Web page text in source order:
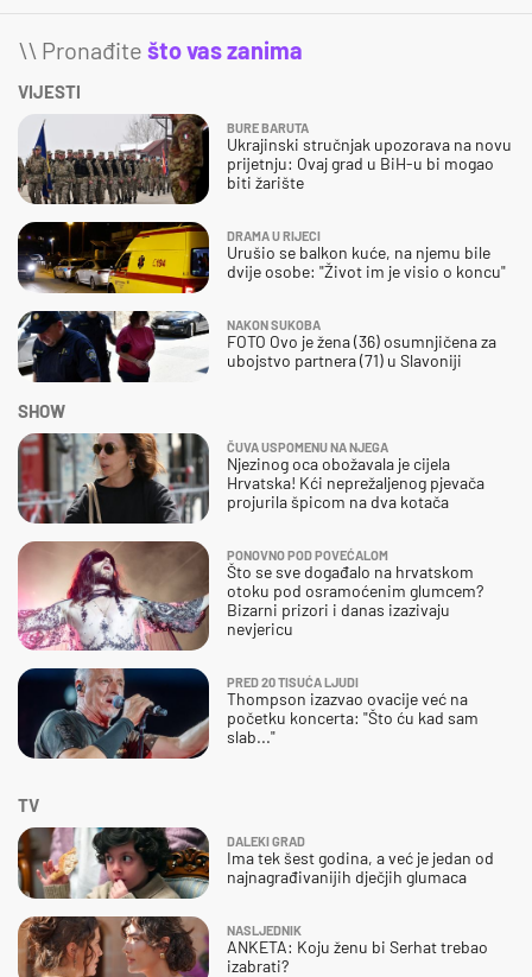
\\ Pronađite što vas zanima
VIJESTI
BURE BARUTA
Ukrajinski stručnjak upozorava na novu
prijetnju: Ovaj grad u BiH-u bi mogao
biti žarište
DRAMA U RIJECI
Urušio se balkon kuće, na njemu bile
dvije osobe: "Život im je visio o koncu"
NAKON SUKOBA
FOTO Ovo je žena (36) osumnjičena za
ubojstvo partnera (71) u Slavoniji
SHOW
ČUVA USPOMENU NA NJEGA
Njezinog oca obožavala je cijela
Hrvatska! Kći neprežaljenog pjevača
projurila špicom na dva kotača
PONOVNO POD POVEĆALOM
Što se sve događalo na hrvatskom
otoku pod osramoćenim glumcem?
Bizarni prizori i danas izazivaju
nevjericu
PRED 20 TISUĆA LJUDI
Thompson izazvao ovacije već na
početku koncerta: "Što ću kad sam
slab..."
TV
DALEKI GRAD
Ima tek šest godina, a već je jedan od
najnagrađivanijih dječjih glumaca
NASLJEDNIK
ANKETA: Koju ženu bi Serhat trebao
izabrati?